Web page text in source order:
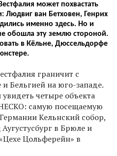
может похвастать
ван Бетховен, Генрих
именно здесь. Но и
обошла эту землю стороной.
в Кёльне, Дюссельдорфе
граничит с
Бельгией на юго-западе.
четыре объекта
самую посещаемую
Кельнский собор,
в Брюле и
Цольферейн» в